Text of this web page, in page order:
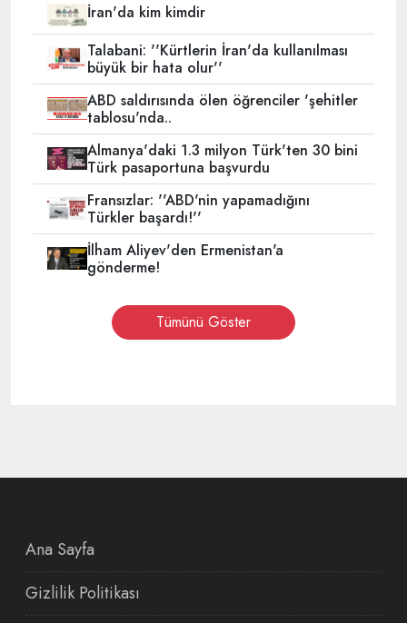
İran'da kim kimdir
Talabani: ''Kürtlerin İran'da kullanılması
büyük bir hata olur''
ABD saldırısında ölen öğrenciler 'şehitler
tablosu'nda..
Almanya'daki 1.3 milyon Türk'ten 30 bini
Türk pasaportuna başvurdu
Fransızlar: ''ABD'nin yapamadığını
Türkler başardı!''
İlham Aliyev'den Ermenistan'a
gönderme!
Tümünü Göster
Ana Sayfa
Gizlilik Politikası